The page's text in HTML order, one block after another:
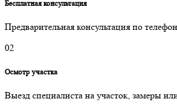
Бесплатная консультация
Предварительная консультация по
02
Осмотр участка
Выезд специалиста на участок, замеры